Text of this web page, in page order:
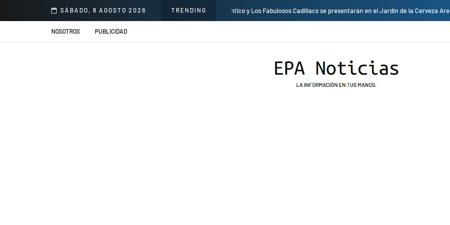
SÁBADO, 8 AGOSTO 2026 TRENDING
se presentarán en el Jardín de la Cerveza Arequipeña Empresas privadas donan equipos al hospital Honorio Delgado para mejorar
NOSOTROS PUBLICIDAD